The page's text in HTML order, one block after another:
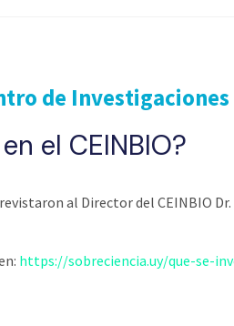
de
el CEINBIO?
al Director del CEINBIO
https://sobreciencia.uy/que-se-